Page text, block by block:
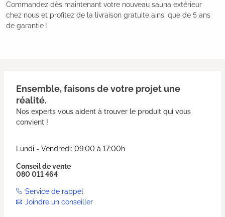
Commandez dès maintenant votre nouveau sauna extérieur
chez nous et profitez de la livraison gratuite ainsi que de 5 ans
de garantie !
Ensemble, faisons de votre projet une
réalité.
Nos experts vous aident à trouver le produit qui vous
convient !
Lundi - Vendredi: 09:00 à 17:00h
Conseil de vente
080 011 464
Service de rappel
Joindre un conseiller